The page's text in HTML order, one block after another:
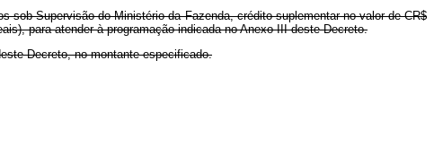
sob Supervisão do Ministério da Fazenda, crédito suplementar no valor de CR$
para atender à programação indicada no Anexo III deste Decreto.
Decreto, no montante especificado.